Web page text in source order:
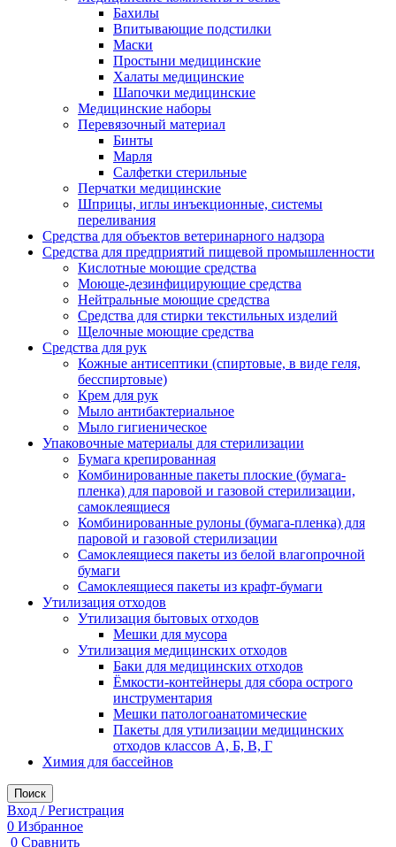
Бахилы
Впитывающие подстилки
Маски
Простыни медицинские
Халаты медицинские
Шапочки медицинские
Медицинские наборы
Перевязочный материал
Бинты
Марля
Салфетки стерильные
Перчатки медицинские
Шприцы, иглы инъекционные, системы
переливания
Средства для объектов ветеринарного надзора
Средства для предприятий пищевой промышленности
Кислотные моющие средства
Моюще-дезинфицирующие средства
Нейтральные моющие средства
Средства для стирки текстильных изделий
Щелочные моющие средства
Средства для рук
Кожные антисептики (спиртовые, в виде геля,
бесспиртовые)
Крем для рук
Мыло антибактериальное
Мыло гигиеническое
Упаковочные материалы для стерилизации
Бумага крепированная
Комбинированные пакеты плоские (бумага-
пленка) для паровой и газовой стерилизации,
самоклеящиеся
Комбинированные рулоны (бумага-пленка) для
паровой и газовой стерилизации
Самоклеящиеся пакеты из белой влагопрочной
бумаги
Самоклеящиеся пакеты из крафт-бумаги
Утилизация отходов
Утилизация бытовых отходов
Мешки для мусора
Утилизация медицинских отходов
Баки для медицинских отходов
Ёмкости-контейнеры для сбора острого
инструментария
Мешки патологоанатомические
Пакеты для утилизации медицинских
отходов классов А, Б, В, Г
Химия для бассейнов
Поиск
Вход / Регистрация
0 Избранное
0 Сравнить